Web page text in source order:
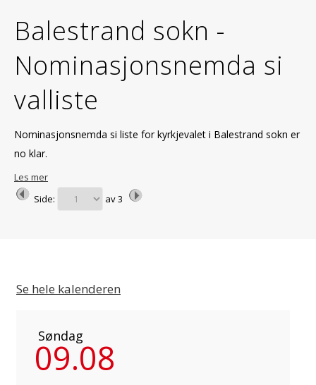
Balestrand sokn -
Nominasjonsnemda si
valliste
Nominasjonsnemda si liste for kyrkjevalet i Balestrand sokn er
no klar.
Les mer
Side:
av3
Se hele kalenderen
Søndag
09.08